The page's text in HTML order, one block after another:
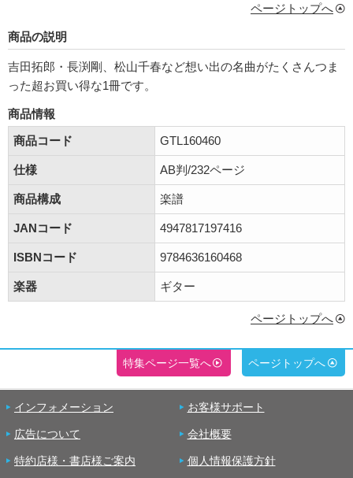
ページトップへ
商品の説明
吉田拓郎・長渕剛、松山千春など想い出の名曲がたくさんつま
った超お買い得な1冊です。
商品情報
商品コード
GTL160460
仕様 AB判/232ページ
商品構成 楽譜
JANコード 4947817197416
ISBNコード 9784636160468
楽器 ギター
ページトップへ
特集ページ一覧へ ページトップへ
インフォメーション お客様サポート
広告について 会社概要
特約店様・書店様ご案内 個人情報保護方針